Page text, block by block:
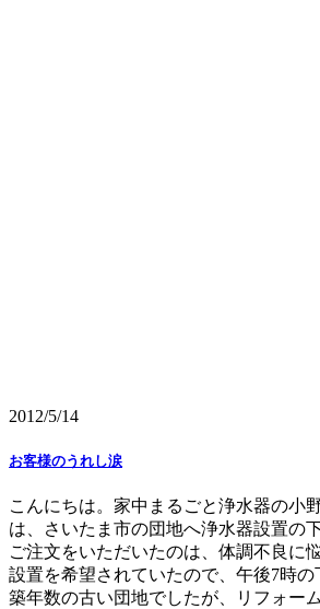
2012/5/14
お客様のうれし涙
こんにちは。家中まるごと浄水器の小
は、さいたま市の団地へ浄水器設置の
ご注文をいただいたのは、体調不良に
設置を希望されていたので、午後7時の
築年数の古い団地でしたが、リフォー